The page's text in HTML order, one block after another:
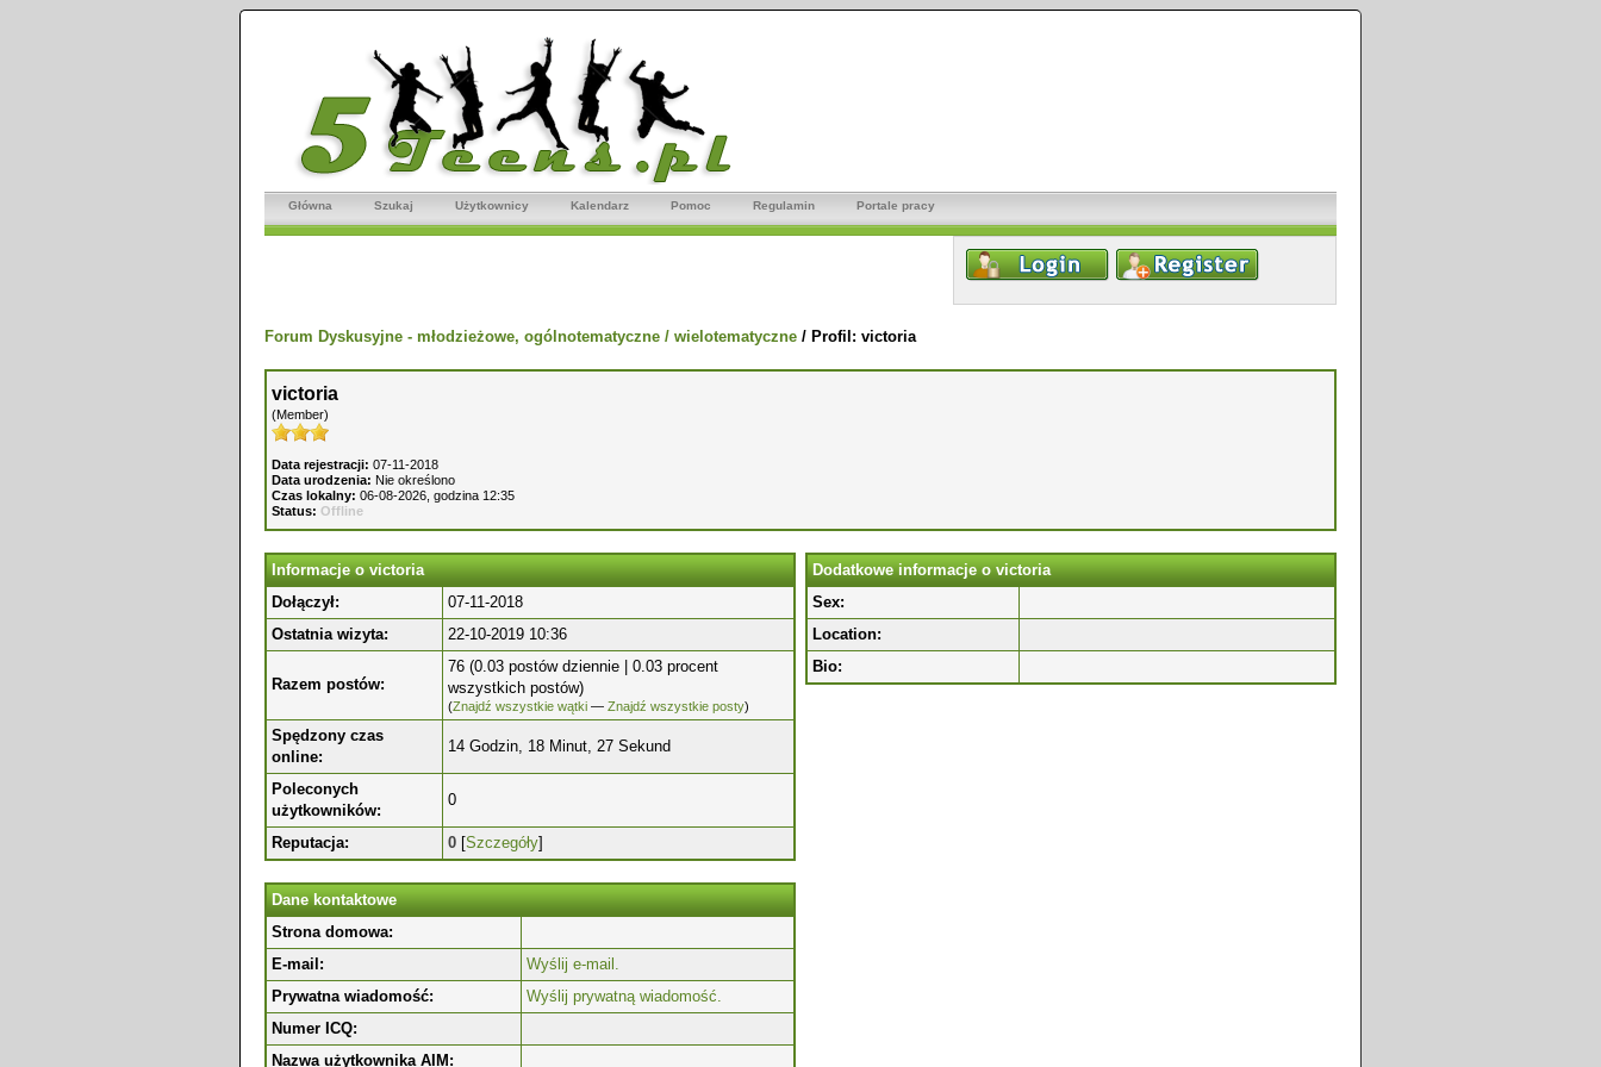
Główna Szukaj Użytkownicy Kalendarz Pomoc Regulamin Portale pracy
Forum Dyskusyjne - młodzieżowe, ogólnotematyczne / wielotematyczne / Profil: victoria
victoria
(Member)
Data rejestracji: 07-11-2018
Data urodzenia: Nie określono
Czas lokalny: 06-08-2026, godzina 12:35
Status: Offline
Informacje o victoria
Dołączył:
07-11-2018
Ostatnia wizyta:
22-10-2019 10:36
Razem postów:
76 (0.03 postów dziennie | 0.03 procent
wszystkich postów)
(Znajdź wszystkie wątki — Znajdź wszystkie posty)
Spędzony czas
online:
14 Godzin, 18 Minut, 27 Sekund
Poleconych
użytkowników:
0
Reputacja: 0 [Szczegóły]
Dane kontaktowe
Strona domowa:
E-mail:
Wyślij e-mail.
Prywatna wiadomość:
Wyślij prywatną wiadomość.
Numer ICQ:
Nazwa użytkownika AIM:
Dodatkowe informacje o victoria
Sex:
Location:
Bio: